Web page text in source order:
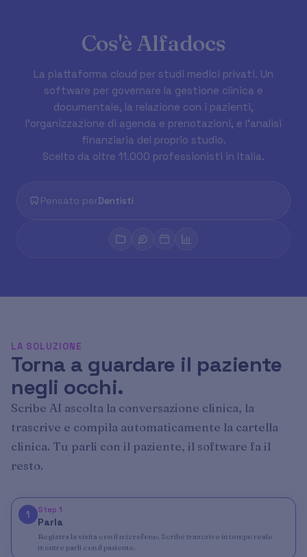
Cos'è Alfadocs
La piattaforma cloud per studi medici privati. Un
software per governare la gestione clinica e
documentale, la relazione con i pazienti,
l'organizzazione di agenda e prenotazioni, e l'analisi
finanziaria del proprio studio.
Scelto da oltre 11.000 professionisti in Italia.
Pensato perPoliambulatori
LA SOLUZIONE
Torna a guardare il paziente
negli occhi.
Scribe AI ascolta la conversazione clinica, la
trascrive e compila automaticamente la cartella
clinica. Tu parli con il paziente, il software fa il
resto.
1 Step 1
Parla
Registra la visita con il microfono. Scribe trascrive in tempo reale
mentre parli con il paziente.